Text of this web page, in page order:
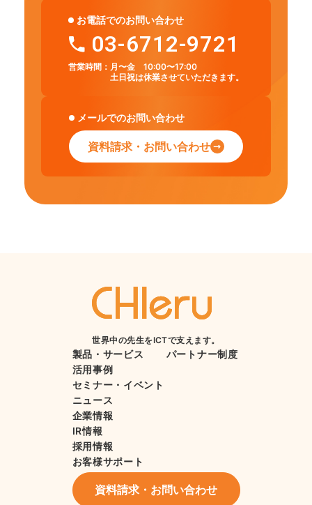
お電話でのお問い合わせ
03-6712-9721
営業時間： 月〜金 10:00〜17:00
土日祝は休業させていただきます。
メールでのお問い合わせ
資料請求・お問い合わせ
世界中の先生をICTで支えます。
製品・サービス
活用事例
セミナー・イベント
ニュース
企業情報
IR情報
採用情報
お客様サポート
パートナー制度
資料請求・お問い合わせ